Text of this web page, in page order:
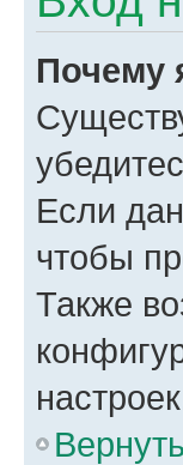
Почему
Если
чтобы
Также